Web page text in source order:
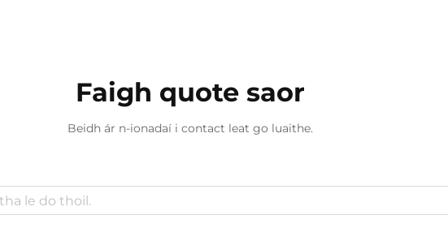
Faigh quote saor
Beidh ár n-ionadaí i contact leat go luaithe.